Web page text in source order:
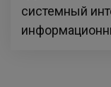
системный